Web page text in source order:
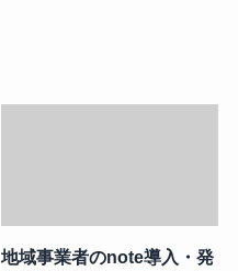
地域事業者のnote導入・発